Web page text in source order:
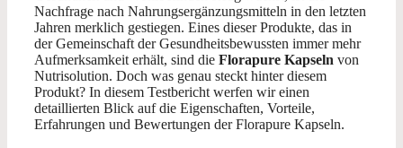
Nachfrage nach Nahrungsergänzungsmitteln in den letzten
Jahren merklich gestiegen. Eines dieser Produkte, das in
der Gemeinschaft der Gesundheitsbewussten immer mehr
Aufmerksamkeit erhält, sind die Florapure Kapseln von
Nutrisolution. Doch was genau steckt hinter diesem
Produkt? In diesem Testbericht werfen wir einen
detaillierten Blick auf die Eigenschaften, Vorteile,
Erfahrungen und Bewertungen der Florapure Kapseln.